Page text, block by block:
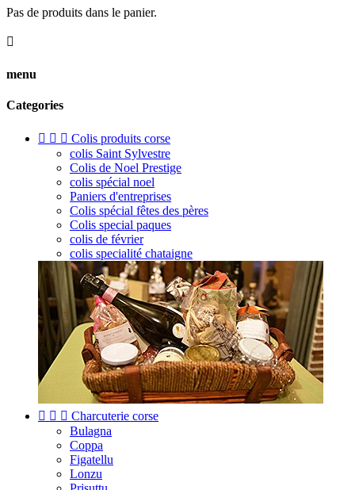
Pas de produits dans le panier.

menu
Categories
   Colis produits corse
colis Saint Sylvestre
Colis de Noel Prestige
colis spécial noel
Paniers d'entreprises
Colis spécial fêtes des pères
Colis special paques
colis de février
colis specialité chataigne
   Charcuterie corse
Bulagna
Coppa
Figatellu
Lonzu